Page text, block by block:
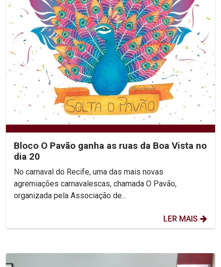
Bloco O Pavão ganha as ruas da Boa Vista no
dia 20
No carnaval do Recife, uma das mais novas
agremiações carnavalescas, chamada O Pavão,
organizada pela Associação de...
LER MAIS